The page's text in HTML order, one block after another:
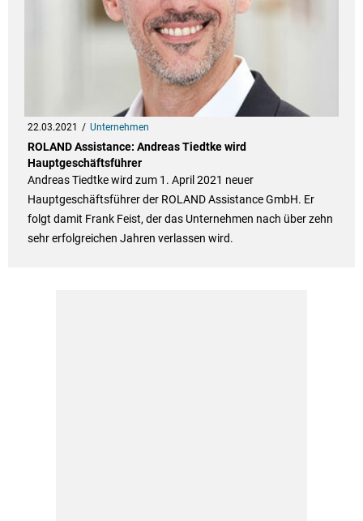
22.03.2021 Unternehmen
ROLAND Assistance: Andreas Tiedtke wird
Hauptgeschäftsführer
Andreas Tiedtke wird zum 1. April 2021 neuer
Hauptgeschäftsführer der ROLAND Assistance GmbH. Er
folgt damit Frank Feist, der das Unternehmen nach über zehn
sehr erfolgreichen Jahren verlassen wird.